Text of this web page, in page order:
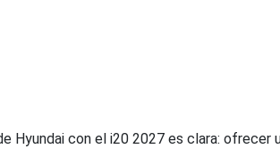
Hyundai con el i20 2027 es clara: ofrecer